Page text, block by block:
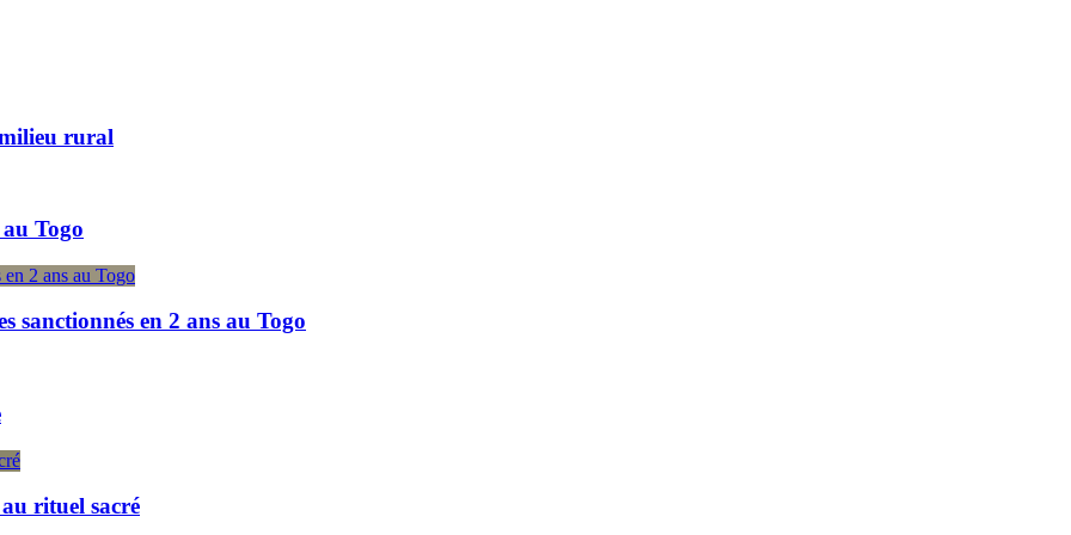
rural
Togo
sanctionnés en 2 ans au Togo
rituel sacré